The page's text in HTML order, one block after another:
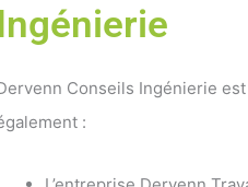
Conseils Ingénierie
: